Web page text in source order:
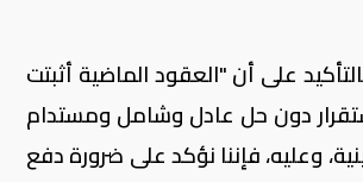
على أن "العقود الماضية أثبتت
دون حل عادل وشامل ومستدام
وعليه، فإننا نؤكد على ضرورة دفع